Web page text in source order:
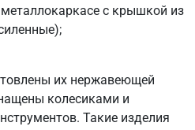
с крышкой из
их нержавеющей
колесиками и
Такие изделия